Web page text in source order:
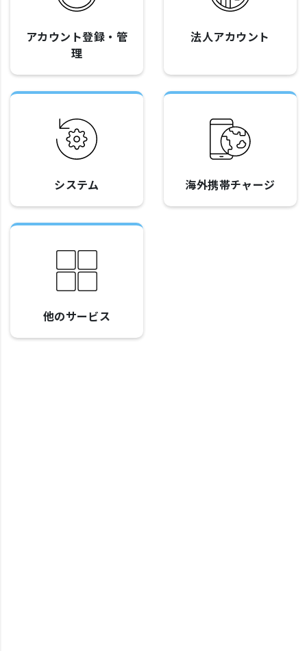
アカウント登録・管
理
法人アカウント
システム 海外携帯チャージ
他のサービス